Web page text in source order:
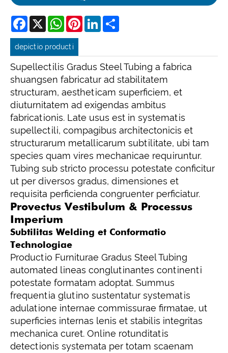
Facebook
X WhatsAppPinterestLinkedIn
depictio producti
Supellectilis Gradus Steel Tubing a fabrica
shuangsen fabricatur ad stabilitatem
structuram, aestheticam superficiem, et
diuturnitatem ad exigendas ambitus
fabricationis. Late usus est in systematis
supellectili, compagibus architectonicis et
structurarum metallicarum subtilitate, ubi tam
species quam vires mechanicae requiruntur.
Tubing sub stricto processu potestate conficitur
ut per diversos gradus, dimensiones et
requisita perficienda congruenter perficiatur.
Provectus Vestibulum & Processus
Imperium
Subtilitas Welding et Conformatio
Technologiae
Productio Furniturae Gradus Steel Tubing
automated lineas conglutinantes continenti
potestate formatam adoptat. Summus
frequentia glutino sustentatur systematis
adulatione internae commissurae firmatae, ut
superficies internas lenis et stabilis integritas
mechanica curet. Online rotunditatis
detectionis systemata per totam scaenam